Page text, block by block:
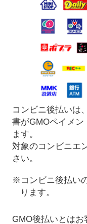
コンビニ後払いは
書がGMOペイメ
ます。
対象のコンビニエ
さい。
※コンビニ後払い
ります。
GMO後払いとは